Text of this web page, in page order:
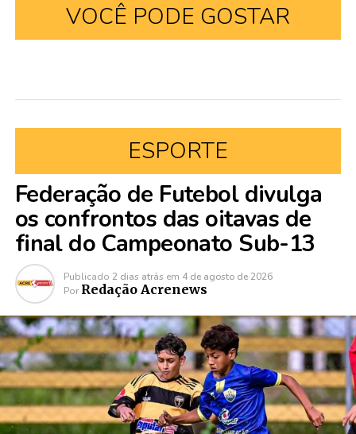
VOCÊ PODE GOSTAR
ESPORTE
Federação de Futebol divulga
os confrontos das oitavas de
final do Campeonato Sub-13
Publicado 2 dias atrás em 4 de agosto de 2026
Por Redação Acrenews